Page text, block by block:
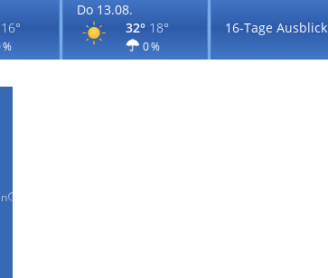
16°
%
Do 13.08.
32° 18°
0 %
16-Tage Ausblick